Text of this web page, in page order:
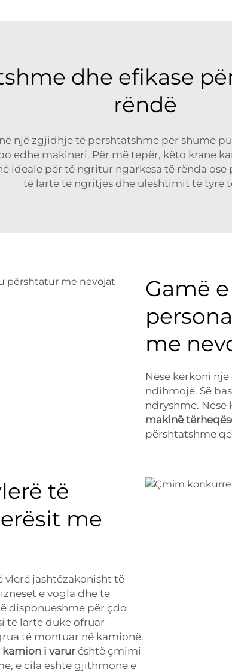
dhe efikase
rëndë
një zgjidhje të përshtatshme për shumë
edhe makineri. Për më tepër, këto krane
ideale për të ngritur ngarkesa të rënda
të lartë të ngritjes dhe ulështimit të tyre
Gamë
me
Nëse kërkoni
ndihmojë. Së
ndryshme. Nëse
makinë
përshtatshme
të
me
vlerë jashtëzakonisht të
e vogla dhe të
disponueshme për çdo
të lartë duke ofruar
të montuar në kamionë.
kamion i varur është çmimi
e cila është gjithmonë e